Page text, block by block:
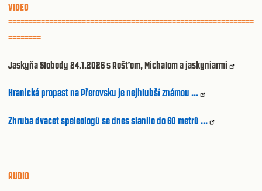
VIDEO
============================================================
========
Jaskyňa Slobody 24.1.2026 s Rošťom, Michalom a jaskyniarmi
Hranická propast na Přerovsku je nejhlubší známou ...
Zhruba dvacet speleologů se dnes slanilo do 60 metrů ...
AUDIO